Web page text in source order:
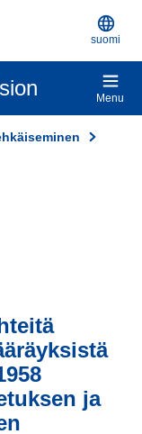
suomi
Menu
ja